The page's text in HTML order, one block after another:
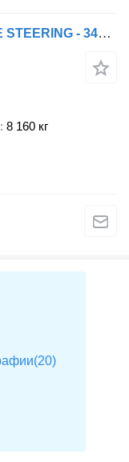
Burg O-3-45T 3 AXLE - SAF - 2 AXLE STEERING - 34000 L CAPACITY
8 160 кг